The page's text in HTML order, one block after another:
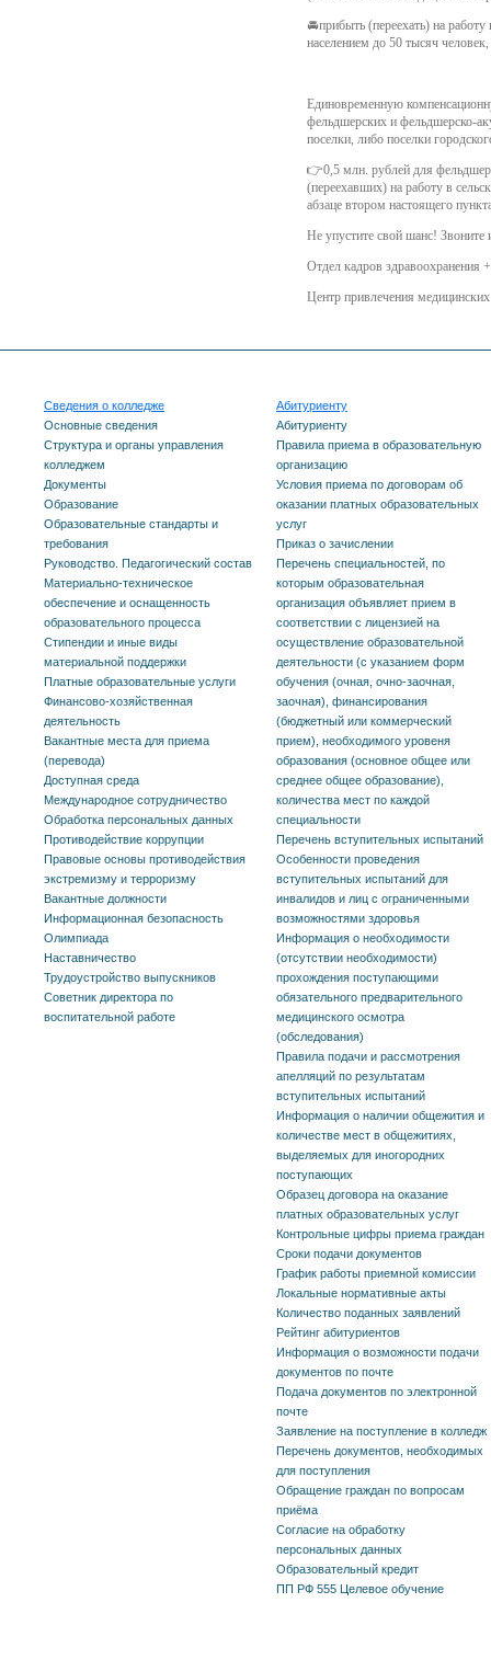
🚘прибыть (переехать) на
населением до 50 тысяч
Единовременную
фельдшерских и фельдшерско-
поселки, либо поселки
👉0,5 млн. рублей для
(переехавших) на работу в
абзаце втором настоящего
Не упустите свой шанс! Звоните
Отдел кадров здравоохранения
Центр привлечения
Сведения о колледже
Основные сведения
Структура и органы управления
колледжем
Документы
Образование
Образовательные стандарты и
требования
Руководство. Педагогический состав
Материально-техническое
обеспечение и оснащенность
образовательного процесса
Стипендии и иные виды
материальной поддержки
Платные образовательные услуги
Финансово-хозяйственная
деятельность
Вакантные места для приема
(перевода)
Доступная среда
Международное сотрудничество
Обработка персональных данных
Противодействие коррупции
Правовые основы противодействия
экстремизму и терроризму
Вакантные должности
Информационная безопасность
Олимпиада
Наставничество
Трудоустройство выпускников
Советник директора по
воспитательной работе
Абитуриенту
Абитуриенту
Правила приема в образовательную
организацию
Условия приема по договорам об
оказании платных образовательных
услуг
Приказ о зачислении
Перечень специальностей, по
которым образовательная
организация объявляет прием в
соответствии с лицензией на
осуществление образовательной
деятельности (с указанием форм
обучения (очная, очно-заочная,
заочная), финансирования
(бюджетный или коммерческий
прием), необходимого уровеня
образования (основное общее или
среднее общее образование),
количества мест по каждой
специальности
Перечень вступительных испытаний
Особенности проведения
вступительных испытаний для
инвалидов и лиц с ограниченными
возможностями здоровья
Информация о необходимости
(отсутствии необходимости)
прохождения поступающими
обязательного предварительного
медицинского осмотра
(обследования)
Правила подачи и рассмотрения
апелляций по результатам
вступительных испытаний
Информация о наличии общежития и
количестве мест в общежитиях,
выделяемых для иногородних
поступающих
Образец договора на оказание
платных образовательных услуг
Контрольные цифры приема граждан
Сроки подачи документов
График работы приемной комиссии
Локальные нормативные акты
Количество поданных заявлений
Рейтинг абитуриентов
Информация о возможности подачи
документов по почте
Подача документов по электронной
почте
Заявление на поступление в колледж
Перечень документов, необходимых
для поступления
Обращение граждан по вопросам
приёма
Согласие на обработку
персональных данных
Образовательный кредит
ПП РФ 555 Целевое обучение